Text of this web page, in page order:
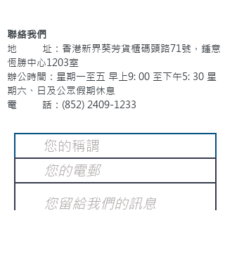
聯絡我們
地 址：香港新界葵芳貨櫃碼頭路71號，鍾意
恆勝中心1203室
辦公時間：星期一至五 早上9: 00 至下午5: 30 星
期六、日及公眾假期休息
電 話：(852) 2409-1233